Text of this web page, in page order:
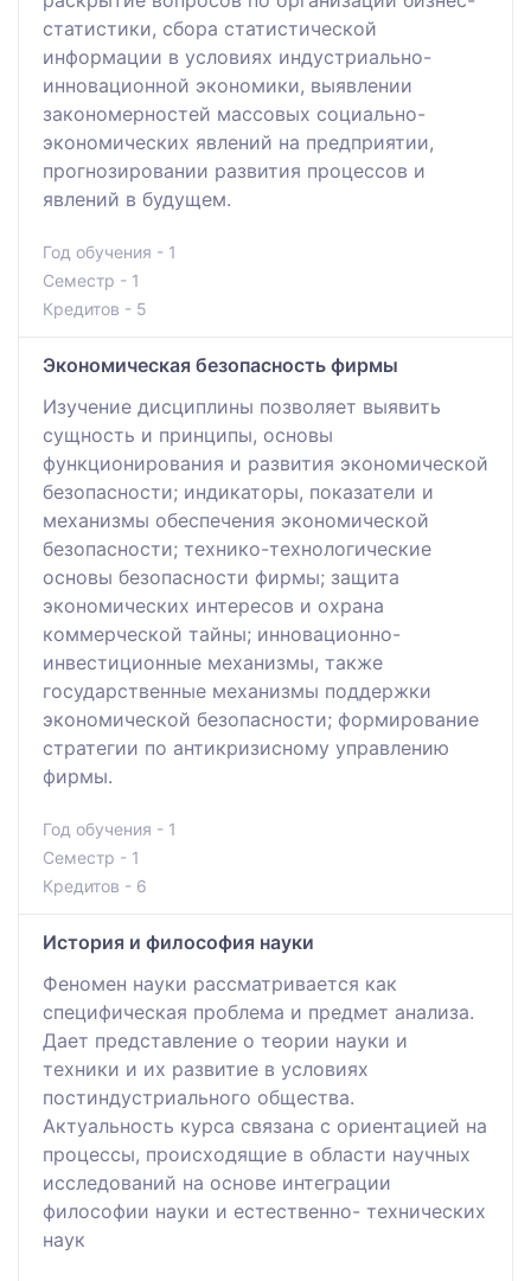
статистики, сбора статистической
информации в условиях индустриально-
инновационной экономики, выявлении
закономерностей массовых социально-
экономических явлений на предприятии,
прогнозировании развития процессов и
явлений в будущем.
Год обучения - 1
Семестр - 1
Кредитов - 5
Экономическая безопасность фирмы
Изучение дисциплины позволяет выявить
сущность и принципы, основы
функционирования и развития экономической
безопасности; индикаторы, показатели и
механизмы обеспечения экономической
безопасности; технико-технологические
основы безопасности фирмы; защита
экономических интересов и охрана
коммерческой тайны; инновационно-
инвестиционные механизмы, также
государственные механизмы поддержки
экономической безопасности; формирование
стратегии по антикризисному управлению
фирмы.
Год обучения - 1
Семестр - 1
Кредитов - 6
История и философия науки
Феномен науки рассматривается как
специфическая проблема и предмет анализа.
Дает представление о теории науки и
техники и их развитие в условиях
постиндустриального общества.
Актуальность курса связана с ориентацией на
процессы, происходящие в области научных
исследований на основе интеграции
философии науки и естественно- технических
наук